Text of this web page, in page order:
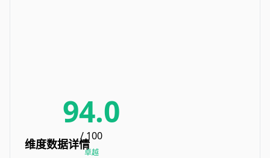
94.0
/ 100
卓越
维度数据详情